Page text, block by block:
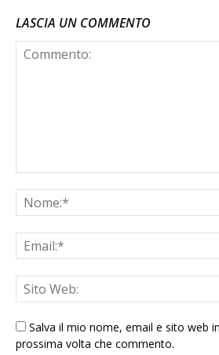
LASCIA UN COMMENTO
Salva il mio nome, email e sito web
prossima volta che commento.